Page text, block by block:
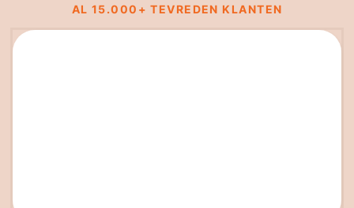
AL 15.000+ TEVREDEN KLANTEN